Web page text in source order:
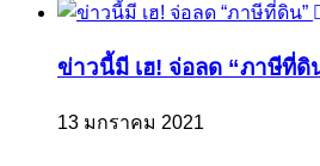
ข่าวนี้มี เฮ! จ่อลด “ภาษีที่ดิ
13 มกราคม 2021